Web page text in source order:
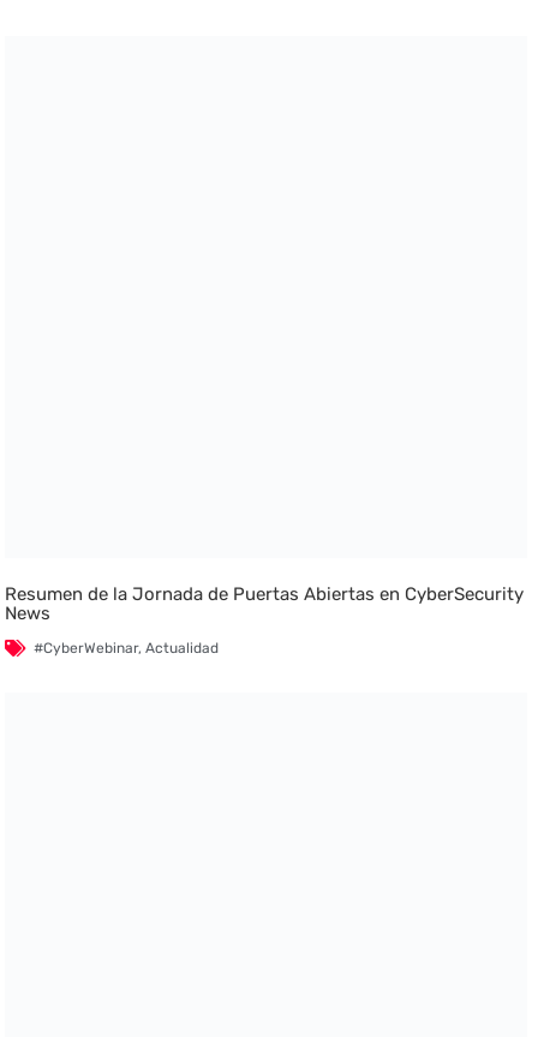
Resumen de la Jornada de Puertas Abiertas en CyberSecurity
News
#CyberWebinar,Actualidad